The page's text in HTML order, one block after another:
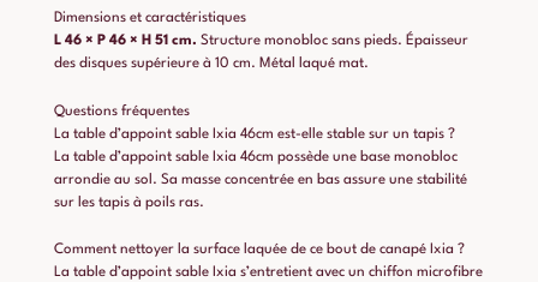
Dimensions et caractéristiques
L 46 × P 46 × H 51 cm. Structure monobloc sans pieds. Épaisseur
des disques supérieure à 10 cm. Métal laqué mat.
Questions fréquentes
La table d’appoint sable Ixia 46cm est-elle stable sur un tapis ?
La table d’appoint sable Ixia 46cm possède une base monobloc
arrondie au sol. Sa masse concentrée en bas assure une stabilité
sur les tapis à poils ras.
Comment nettoyer la surface laquée de ce bout de canapé Ixia ?
La table d’appoint sable Ixia s’entretient avec un chiffon microfibre